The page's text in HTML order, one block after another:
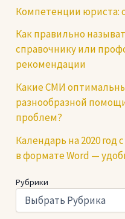
Компетенции юриста:
Как правильно
справочнику или
рекомендации
Какие СМИ
разнообразной
проблем?
Календарь на 2020
в формате Word —
Рубрики